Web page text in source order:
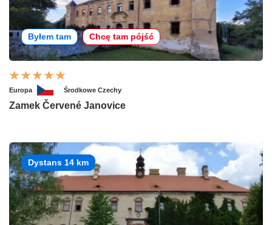
Byłem tam Chcę tam pójść
Europa Środkowe Czechy
Zamek Červené Janovice
Dystans 14 km